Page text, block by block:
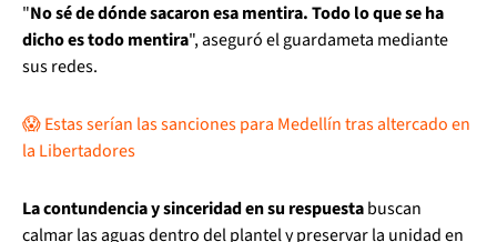
"No sé de dónde sacaron esa mentira. Todo lo que se ha
dicho es todo mentira", aseguró el guardameta mediante
sus redes.
😱 Estas serían las sanciones para Medellín tras altercado en
la Libertadores
La contundencia y sinceridad en su respuestabuscan
calmar las aguas dentro del plantel y preservar la unidad en